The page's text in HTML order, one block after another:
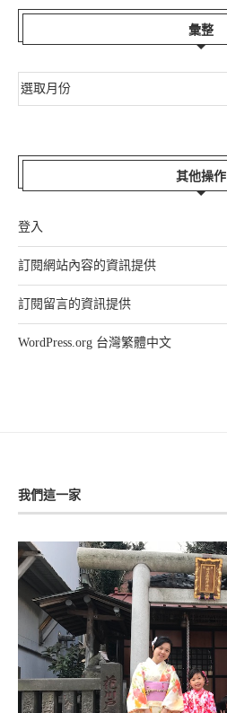
彙整
其他操作
登入
訂閱網站內容的資訊提供
訂閱留言的資訊提供
WordPress.org 台灣繁體中文
我們這一家